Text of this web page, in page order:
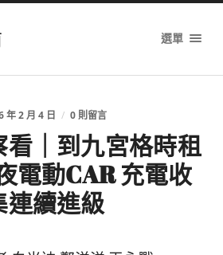
選單
年 2 月 4 日 / 0 則留言
看｜到九宮格時租
電動CAR 充電收
連續進級